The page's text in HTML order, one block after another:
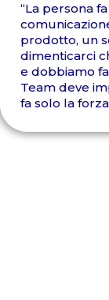
“La persona
prodotto, un
dimenticarci
e dobbiamo
Team deve
fa solo la